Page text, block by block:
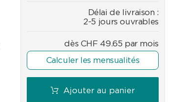
Délai de livraison :
2-5 jours ouvrables
dès CHF 49.65 par mois
Calculer les mensualités
Ajouter au panier